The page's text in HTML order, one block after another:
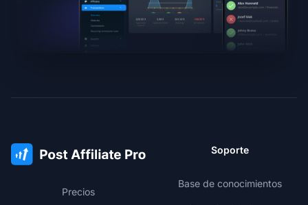
Precios
Soporte
Base de conocimientos